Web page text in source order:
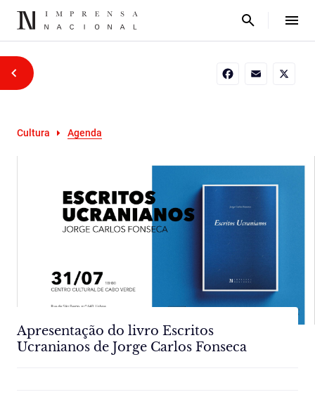
Cultura Agenda
Apresentação do livro Escritos
Ucranianos de Jorge Carlos Fonseca